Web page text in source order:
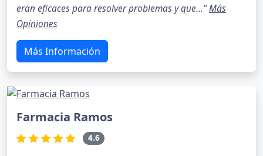
eran eficaces para resolver problemas y que..."Más
Opiniones
Más Información
Farmacia Ramos
4.6